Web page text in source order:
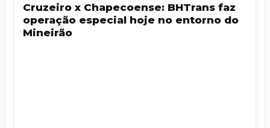
Cruzeiro x Chapecoense: BHTrans faz
operação especial hoje no entorno do
Mineirão